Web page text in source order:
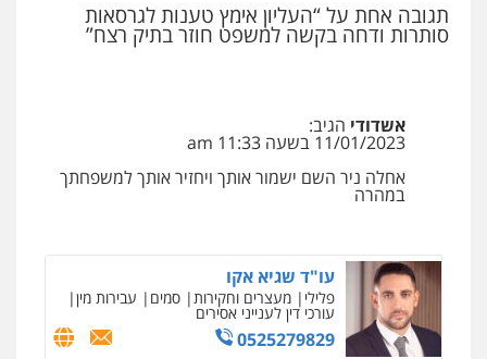
תגובה אחת על “העליון אימץ טענות לגרסאות
סותרות ודחה בקשה למשפט חוזר בתיק רצח”
אשדודי הגיב:
11/01/2023 בשעה 11:33 am
אחלה ניר השם ישמור אותך ויחזיר אותך למשפחתך
במהרה
עו"ד עלי סעדי
פלילי פשיעה חמורה ליווי וייצוג בחקירות
עו"ד תומר בנישתי
פלילי מעצרים וחקירות צווארון לבן פשיעה
חמורה
עו"ד שגיא אקו
פלילי מעצרים וחקירות סמים עבירות מין
עורכי דין לענייני אסירים
0525279829
ניר קידר – צלם
צילום עורכי דין שירותים מקצועיים לעורכי
דין
0504578527